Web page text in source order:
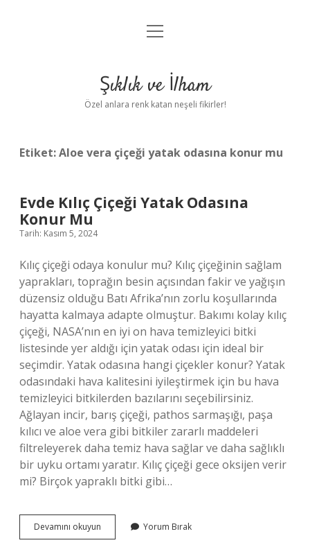
Anasayfa
Yasal Uyarı
menüyü
Şıklık ve İlham
Özel anlara renk katan neşeli fikirler!
Etiket:Aloe vera çiçeği yatak odasına konur mu
Evde Kılıç Çiçeği Yatak Odasına
Konur Mu
Tarih: Kasım 5, 2024
Kılıç çiçeği odaya konulur mu? Kılıç çiçeğinin sağlam
yaprakları, toprağın besin açısından fakir ve yağışın
düzensiz olduğu Batı Afrika’nın zorlu koşullarında
hayatta kalmaya adapte olmuştur. Bakımı kolay kılıç
çiçeği, NASA’nın en iyi on hava temizleyici bitki
listesinde yer aldığı için yatak odası için ideal bir
seçimdir. Yatak odasına hangi çiçekler konur? Yatak
odasındaki hava kalitesini iyileştirmek için bu hava
temizleyici bitkilerden bazılarını seçebilirsiniz.
Ağlayan incir, barış çiçeği, pathos sarmaşığı, paşa
kılıcı ve aloe vera gibi bitkiler zararlı maddeleri
filtreleyerek daha temiz hava sağlar ve daha sağlıklı
bir uyku ortamı yaratır. Kılıç çiçeği gece oksijen verir
mi? Birçok yapraklı bitki gibi…
Devamını okuyun
Kılıç
Yorum Bırak